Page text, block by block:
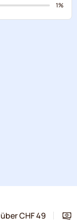
1%
CHF 49